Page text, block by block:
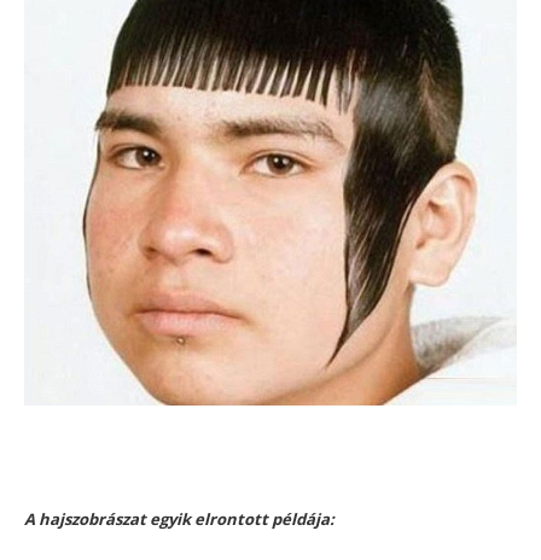
A hajszobrászat egyik elrontott példája: